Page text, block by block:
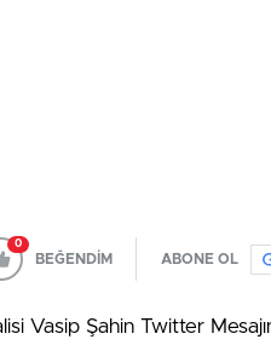
0
BEĞENDİM ABONE OL
Vasip Şahin Twitter